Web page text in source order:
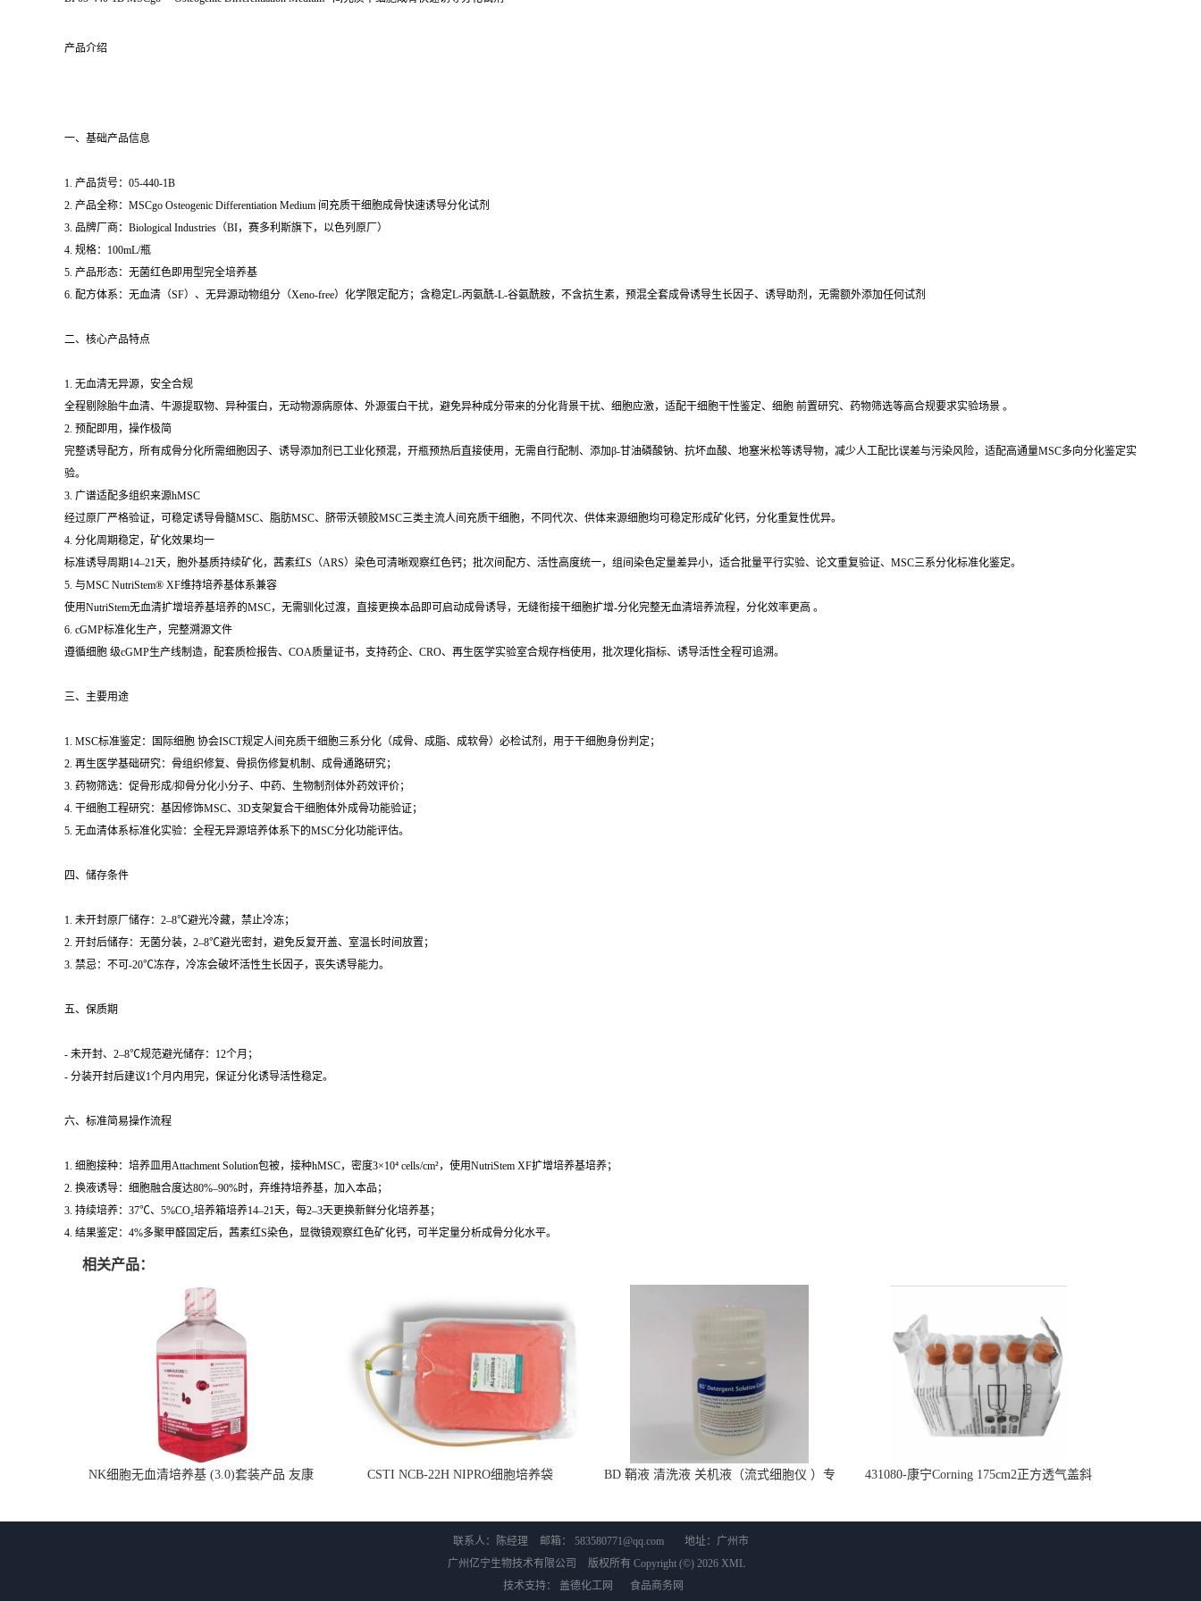
产品介绍
一、基础产品信息
1. 产品货号：05-440-1B
2. 产品全称：MSCgo Osteogenic Differentiation Medium 间充质干细胞成骨快速诱导分化试剂
3. 品牌厂商：Biological Industries（BI，赛多利斯旗下，以色列原厂）
4. 规格：100mL/瓶
5. 产品形态：无菌红色即用型完全培养基
6. 配方体系：无血清（SF）、无异源动物组分（Xeno-free）化学限定配方；含稳定L-丙氨酰-L-谷氨酰胺，不含抗生素，预混全套成骨诱导生长因子、诱导助剂，无需额外添加任何试剂
二、核心产品特点
1. 无血清无异源，安全合规
全程剔除胎牛血清、牛源提取物、异种蛋白，无动物源病原体、外源蛋白干扰，避免异种成分带来的分化背景干扰、细胞应激，适配干细胞干性鉴定、细胞 前置研究、药物筛选等高合规要求实验场景 。
2. 预配即用，操作极简
完整诱导配方，所有成骨分化所需细胞因子、诱导添加剂已工业化预混，开瓶预热后直接使用，无需自行配制、添加β-甘油磷酸钠、抗坏血酸、地塞米松等诱导物，减少人工配比误差与污染风险，适配高通量MSC多向分化鉴定实
验。
3. 广谱适配多组织来源hMSC
经过原厂严格验证，可稳定诱导骨髓MSC、脂肪MSC、脐带沃顿胶MSC三类主流人间充质干细胞，不同代次、供体来源细胞均可稳定形成矿化钙，分化重复性优异。
4. 分化周期稳定，矿化效果均一
标准诱导周期14–21天，胞外基质持续矿化，茜素红S（ARS）染色可清晰观察红色钙；批次间配方、活性高度统一，组间染色定量差异小，适合批量平行实验、论文重复验证、MSC三系分化标准化鉴定。
5. 与MSC NutriStem® XF维持培养基体系兼容
使用NutriStem无血清扩增培养基培养的MSC，无需驯化过渡，直接更换本品即可启动成骨诱导，无缝衔接干细胞扩增-分化完整无血清培养流程，分化效率更高 。
6. cGMP标准化生产，完整溯源文件
遵循细胞 级cGMP生产线制造，配套质检报告、COA质量证书，支持药企、CRO、再生医学实验室合规存档使用，批次理化指标、诱导活性全程可追溯。
三、主要用途
1. MSC标准鉴定：国际细胞 协会ISCT规定人间充质干细胞三系分化（成骨、成脂、成软骨）必检试剂，用于干细胞身份判定；
2. 再生医学基础研究：骨组织修复、骨损伤修复机制、成骨通路研究；
3. 药物筛选：促骨形成/抑骨分化小分子、中药、生物制剂体外药效评价；
4. 干细胞工程研究：基因修饰MSC、3D支架复合干细胞体外成骨功能验证；
5. 无血清体系标准化实验：全程无异源培养体系下的MSC分化功能评估。
四、储存条件
1. 未开封原厂储存：2–8℃避光冷藏，禁止冷冻；
2. 开封后储存：无菌分装，2–8℃避光密封，避免反复开盖、室温长时间放置；
3. 禁忌：不可-20℃冻存，冷冻会破坏活性生长因子，丧失诱导能力。
五、保质期
- 未开封、2–8℃规范避光储存：12个月；
- 分装开封后建议1个月内用完，保证分化诱导活性稳定。
六、标准简易操作流程
1. 细胞接种：培养皿用Attachment Solution包被，接种hMSC，密度3×10⁴ cells/cm²，使用NutriStem XF扩增培养基培养；
2. 换液诱导：细胞融合度达80%–90%时，弃维持培养基，加入本品；
3. 持续培养：37℃、5%CO₂培养箱培养14–21天，每2–3天更换新鲜分化培养基；
4. 结果鉴定：4%多聚甲醛固定后，茜素红S染色，显微镜观察红色矿化钙，可半定量分析成骨分化水平。
相关产品：
NK细胞无血清培养基 (3.0)套装产品 友康
CSTI NCB-22H NIPRO细胞培养袋
BD 鞘液 清洗液 关机液（流式细胞仪 ）专
431080-康宁Corning 175cm2正方透气盖斜
联系人：陈经理 邮箱： 583580771@qq.com
地址：广州市
广州亿宁生物技术有限公司
版权所有 Copyright (©) 2026 XML
技术支持： 盖德化工网 食品商务网